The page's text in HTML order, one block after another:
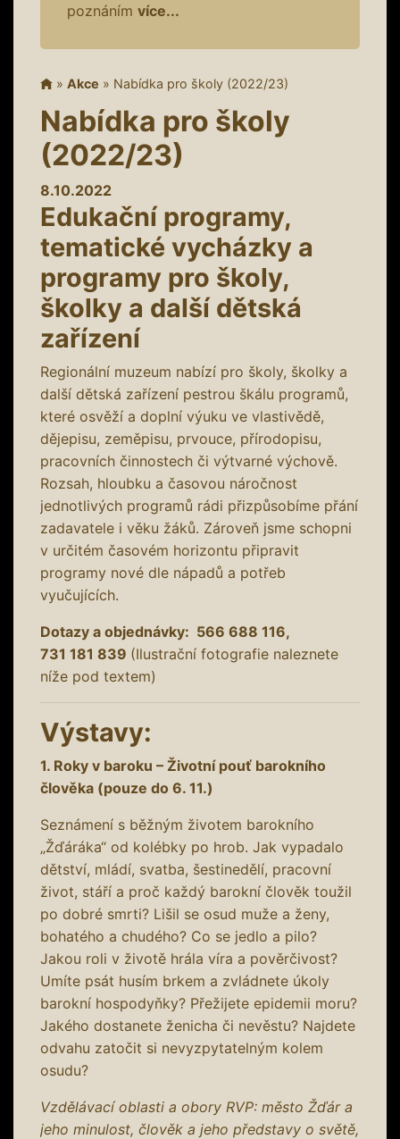
poznáním více...
» Akce » Nabídka pro školy (2022/23)
Nabídka pro školy
(2022/23)
8.10.2022
Edukační programy,
tematické vycházky a
programy pro školy,
školky a další dětská
zařízení
Regionální muzeum nabízí pro školy, školky a
další dětská zařízení pestrou škálu programů,
které osvěží a doplní výuku ve vlastivědě,
dějepisu, zeměpisu, prvouce, přírodopisu,
pracovních činnostech či výtvarné výchově.
Rozsah, hloubku a časovou náročnost
jednotlivých programů rádi přizpůsobíme přání
zadavatele i věku žáků. Zároveň jsme schopni
v určitém časovém horizontu připravit
programy nové dle nápadů a potřeb
vyučujících.
Dotazy a objednávky: 566 688 116,
731 181 839 (Ilustrační fotografie naleznete
níže pod textem)
Výstavy:
1. Roky v baroku – Životní pouť barokního
člověka (pouze do 6. 11.)
Seznámení s běžným životem barokního
„Žďáráka“ od kolébky po hrob. Jak vypadalo
dětství, mládí, svatba, šestinedělí, pracovní
život, stáří a proč každý barokní člověk toužil
po dobré smrti? Lišil se osud muže a ženy,
bohatého a chudého? Co se jedlo a pilo?
Jakou roli v životě hrála víra a pověrčivost?
Umíte psát husím brkem a zvládnete úkoly
barokní hospodyňky? Přežijete epidemii moru?
Jakého dostanete ženicha či nevěstu? Najdete
odvahu zatočit si nevyzpytatelným kolem
osudu?
Vzdělávací oblasti a obory RVP: město Žďár a
jeho minulost, člověk a jeho představy o světě,